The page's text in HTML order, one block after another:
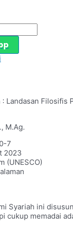
Landasan Filosifis
M.Ag.
7
2023
(UNESCO)
Syariah ini
cukup memadai